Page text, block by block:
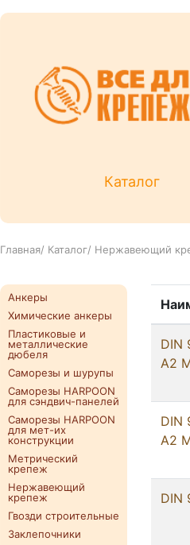
Каталог
Главная/ Каталог/ Нержавеющий
Анкеры
Химические анкеры
Пластиковые и
металлические
дюбеля
Саморезы и шурупы
Саморезы HARPOON
для сэндвич-панелей
Саморезы HARPOON
для мет-их
конструкции
Метрический
крепеж
Нержавеющий
крепеж
Гвозди строительные
Заклепочники
DIN
А2
DIN
А2
DIN